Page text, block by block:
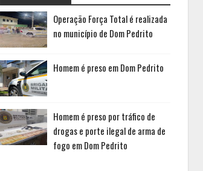
Operação Força Total é realizada
no município de Dom Pedrito
Homem é preso em Dom Pedrito
Homem é preso por tráfico de
drogas e porte ilegal de arma de
fogo em Dom Pedrito